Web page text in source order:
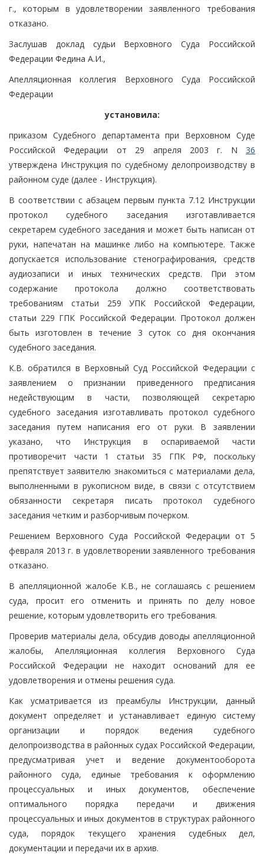
г., которым в удовлетворении заявленного требования
отказано.
Заслушав доклад судьи Верховного Суда Российской
Федерации Федина А.И.,
Апелляционная коллегия Верховного Суда Российской
Федерации
установила:
приказом Судебного департамента при Верховном Суде
Российской Федерации от 29 апреля 2003 г. N 36
утверждена Инструкция по судебному делопроизводству в
районном суде (далее - Инструкция).
В соответствии с абзацем первым пункта 7.12 Инструкции
протокол судебного заседания изготавливается
секретарем судебного заседания и может быть написан от
руки, напечатан на машинке либо на компьютере. Также
допускается использование стенографирования, средств
аудиозаписи и иных технических средств. При этом
содержание протокола должно соответствовать
требованиям статьи 259 УПК Российской Федерации,
статьи 229 ГПК Российской Федерации. Протокол должен
быть изготовлен в течение 3 суток со дня окончания
судебного заседания.
К.В. обратился в Верховный Суд Российской Федерации с
заявлением о признании приведенного предписания
недействующим в части, позволяющей секретарю
судебного заседания изготавливать протокол судебного
заседания путем написания его от руки. В заявлении
указано, что Инструкция в оспариваемой части
противоречит части 1 статьи 35 ГПК РФ, поскольку
препятствует заявителю знакомиться с материалами дела,
выполненными в рукописном виде, в связи с отсутствием
обязанности секретаря писать протокол судебного
заседания четким и разборчивым почерком.
Решением Верховного Суда Российской Федерации от 5
февраля 2013 г. в удовлетворении заявленного требования
отказано.
В апелляционной жалобе К.В., не соглашаясь с решением
суда, просит его отменить и принять по делу новое
решение, которым удовлетворить его требования.
Проверив материалы дела, обсудив доводы апелляционной
жалобы, Апелляционная коллегия Верховного Суда
Российской Федерации не находит оснований для ее
удовлетворения и отмены решения суда.
Как усматривается из преамбулы Инструкции, данный
документ определяет и устанавливает единую систему
организации и порядок ведения судебного
делопроизводства в районных судах Российской Федерации,
предусматривая учет и ведение документооборота
районного суда, единые требования к оформлению
процессуальных и иных документов, обеспечение
оптимального порядка передачи и движения
процессуальных и иных документов в структурах районного
суда, порядок текущего хранения судебных дел,
документации и передачи их в архив.